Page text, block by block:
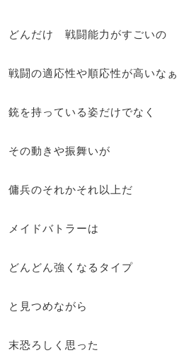
どんだけ 戦闘能力がすごいの
戦闘の適応性や順応性が高いなぁ
銃を持っている姿だけでなく
その動きや振舞いが
傭兵のそれかそれ以上だ
メイドバトラーは
どんどん強くなるタイプ
と見つめながら
末恐ろしく思った